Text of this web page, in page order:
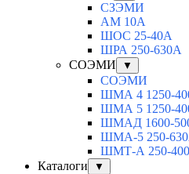
СЗЭМИ
АМ 10А
ШОС 25-40А
ШРА 250-630А
СОЭМИ
▼
СОЭМИ
ШМА 4 1250-
ШМА 5 1250-
ШМАД 1600-
ШМА-5 250-
ШМТ-А 250-
Каталоги
▼